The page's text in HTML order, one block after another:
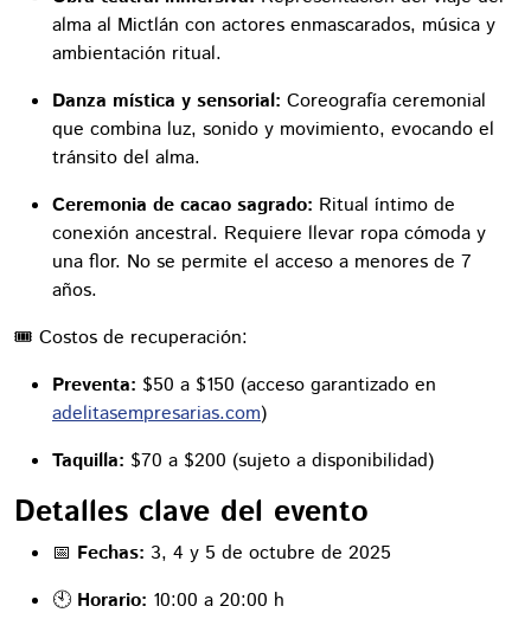
alma al Mictlán con actores enmascarados, música y
ambientación ritual.
Danza mística y sensorial: Coreografía ceremonial
que combina luz, sonido y movimiento, evocando el
tránsito del alma.
Ceremonia de cacao sagrado: Ritual íntimo de
conexión ancestral. Requiere llevar ropa cómoda y
una flor. No se permite el acceso a menores de 7
años.
🎟 Costos de recuperación:
Preventa: $50 a $150 (acceso garantizado en
adelitasempresarias.com)
Taquilla: $70 a $200 (sujeto a disponibilidad)
Detalles clave del evento
📅 Fechas: 3, 4 y 5 de octubre de 2025
🕙 Horario: 10:00 a 20:00 h